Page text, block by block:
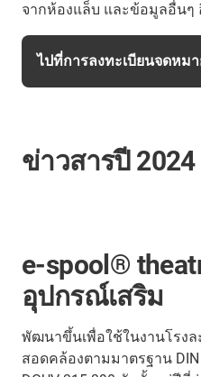
จากห้องแล็บ และข้อมูลอื่นๆ
ไปที่การลงทะเบียนจดหม
ข่าวสารปี 2024
e-spool®
อุปกรณ์เสริม
พัฒนาขึ้นเพื่อใช้ในงานโรงล
สอดคล้องตามมาตรฐาน